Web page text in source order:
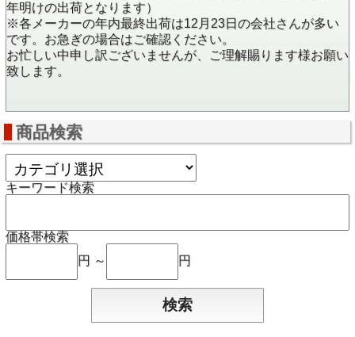
年明けの出荷となります）
※各メーカーの年内最終出荷は12月23日の会社さんが多い
です。お急ぎの場合はご確認ください。
お忙しい中申し訳ございませんが、ご理解賜ります様お願い
致します。
商品検索
キーワード検索
価格帯検索
円 ～
円